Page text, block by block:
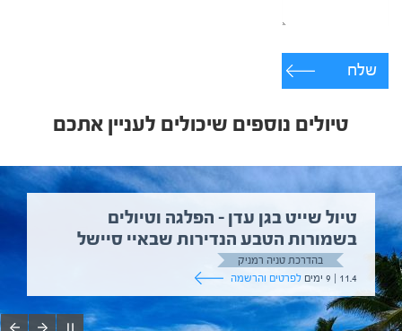
שלח
טיולים נוספים שיכולים לעניין אתכם
טיול שייט בגן עדן – הפלגה וטיולים
בשמורות הטבע הנדירות שבאיי סיישל
בהדרכת טניה רמניק
11.4 | 9 ימים
לפרטים והרשמה